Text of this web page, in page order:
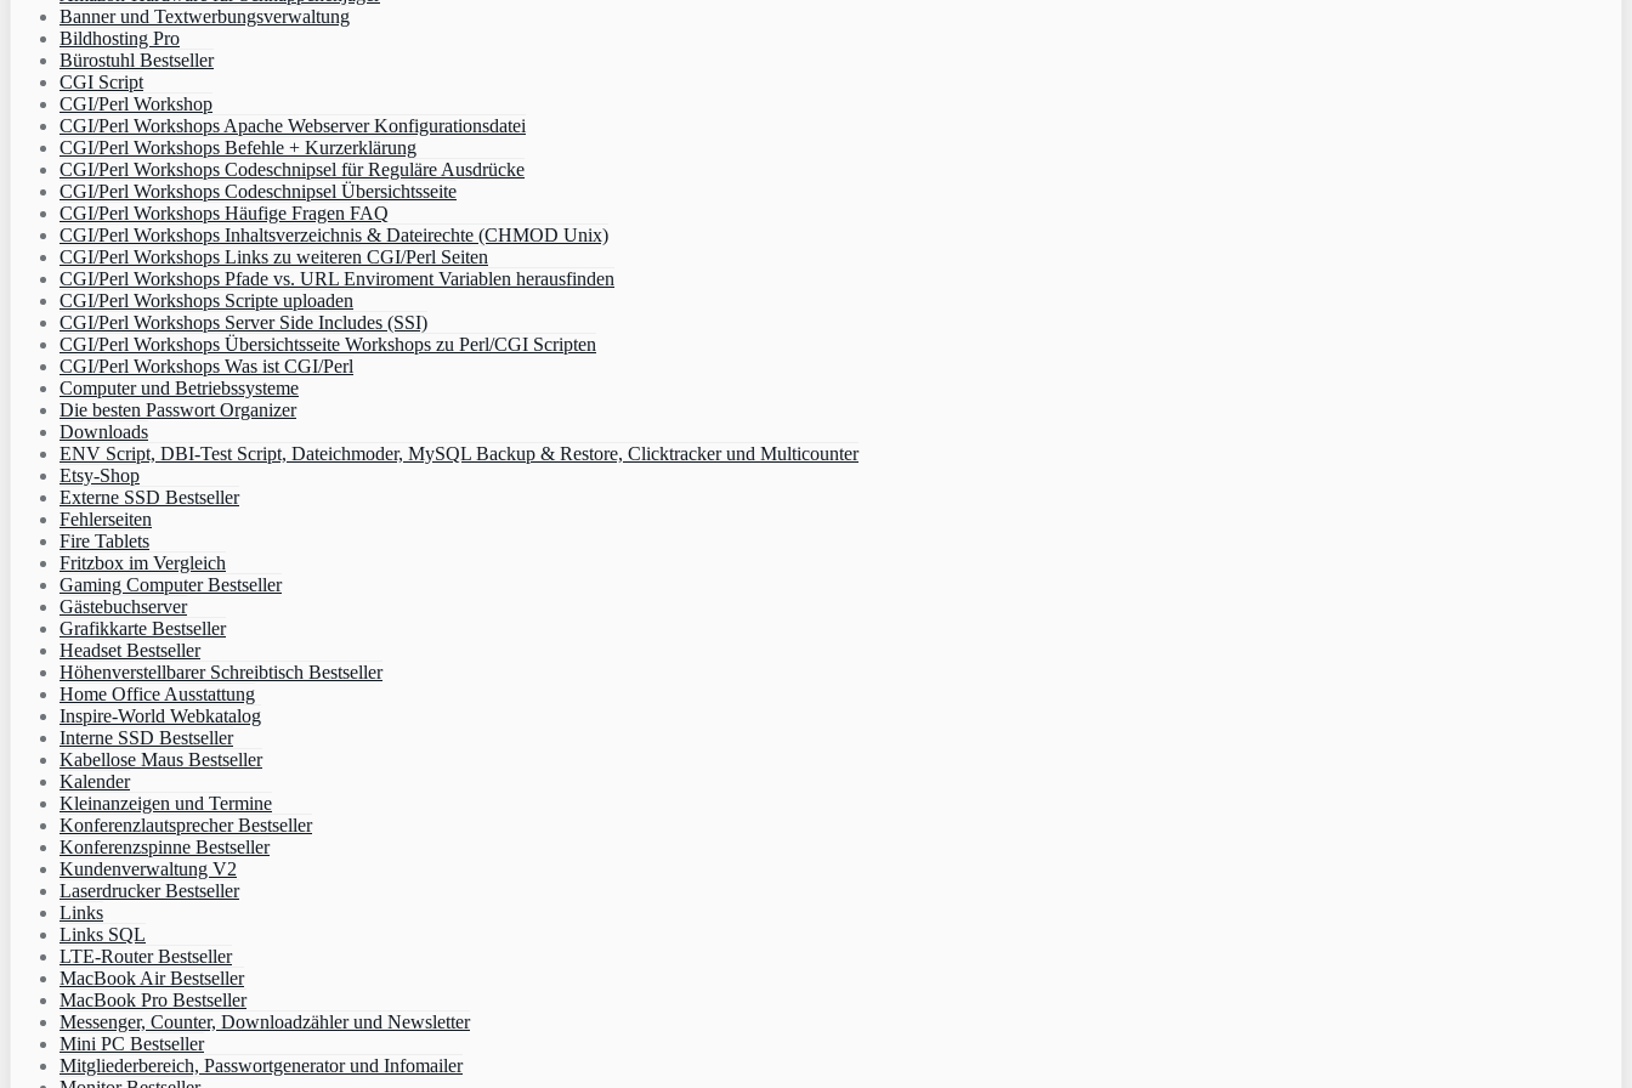
Banner und Textwerbungsverwaltung
Bildhosting Pro
Bürostuhl Bestseller
CGI Script
CGI/Perl Workshop
CGI/Perl Workshops Apache Webserver Konfigurationsdatei
CGI/Perl Workshops Befehle + Kurzerklärung
CGI/Perl Workshops Codeschnipsel für Reguläre Ausdrücke
CGI/Perl Workshops Codeschnipsel Übersichtsseite
CGI/Perl Workshops Häufige Fragen FAQ
CGI/Perl Workshops Inhaltsverzeichnis & Dateirechte (CHMOD Unix)
CGI/Perl Workshops Links zu weiteren CGI/Perl Seiten
CGI/Perl Workshops Pfade vs. URL Enviroment Variablen herausfinden
CGI/Perl Workshops Scripte uploaden
CGI/Perl Workshops Server Side Includes (SSI)
CGI/Perl Workshops Übersichtsseite Workshops zu Perl/CGI Scripten
CGI/Perl Workshops Was ist CGI/Perl
Computer und Betriebssysteme
Die besten Passwort Organizer
Downloads
ENV Script, DBI-Test Script, Dateichmoder, MySQL Backup & Restore, Clicktracker und Multicounter
Etsy-Shop
Externe SSD Bestseller
Fehlerseiten
Fire Tablets
Fritzbox im Vergleich
Gaming Computer Bestseller
Gästebuchserver
Grafikkarte Bestseller
Headset Bestseller
Höhenverstellbarer Schreibtisch Bestseller
Home Office Ausstattung
Inspire-World Webkatalog
Interne SSD Bestseller
Kabellose Maus Bestseller
Kalender
Kleinanzeigen und Termine
Konferenzlautsprecher Bestseller
Konferenzspinne Bestseller
Kundenverwaltung V2
Laserdrucker Bestseller
Links
Links SQL
LTE-Router Bestseller
MacBook Air Bestseller
MacBook Pro Bestseller
Messenger, Counter, Downloadzähler und Newsletter
Mini PC Bestseller
Mitgliederbereich, Passwortgenerator und Infomailer